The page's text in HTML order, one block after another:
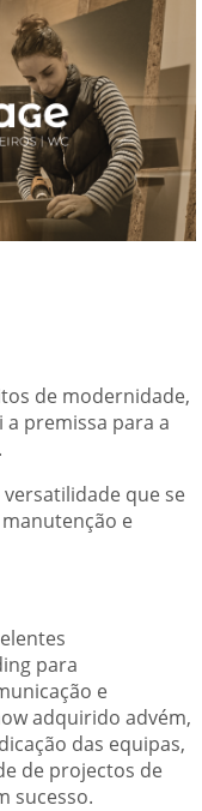
de modernidade,
premissa para a
que se
e
para
e
adquirido advém,
das equipas,
de projectos de
sucesso.